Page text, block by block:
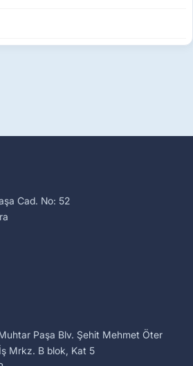
Cad. No: 52
Paşa Blv. Şehit Mehmet Öter
Mrkz. B blok, Kat 5